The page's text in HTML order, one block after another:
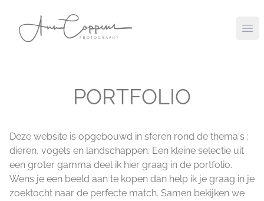
PORTFOLIO
Deze website is opgebouwd in sferen rond de thema's :
dieren, vogels en landschappen. Een kleine selectie uit
een groter gamma deel ik hier graag in de portfolio.
Wens je een beeld aan te kopen dan help ik je graag in je
zoektocht naar de perfecte match. Samen bekijken we